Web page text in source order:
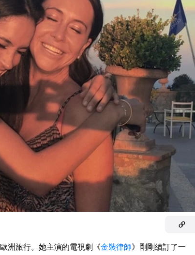
洲旅行。她主演的電視劇《金裝律師》剛剛續訂了一